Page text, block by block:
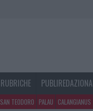
RUBRICHE
SAN TEODORO PALAU CALANGIANUS